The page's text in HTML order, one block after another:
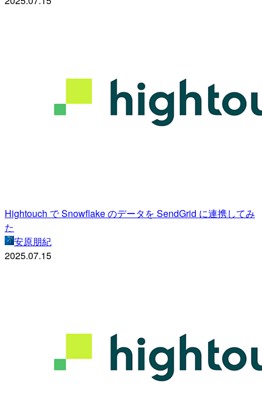
Hightouch で Snowflake のデータを SendGrid に連携してみ
た
安原朋紀
2025.07.15